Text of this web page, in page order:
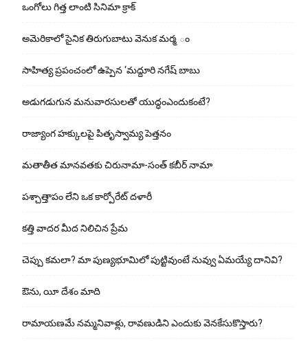
ఒంగోలు గిత్త లాంటి సినిమా క్రాక్
అమెరికాలో సైనిక తిరుగుబాటు వెనుక మర్మ ం
సాహిత్య ప్రపంచంలో ఉప్పెన ‘మద్దూరి నగేష్ బాబు
అడుగ‌డుగున మ‌నువార‌సుల‌తో యుద్ధంఎందుకంటే?
రాజ్యాంగ హక్కులపై పితృస్వామ్య పెత్తనం
మతాతీత మానవతకు చిరునామా-సంత్ కబీర్ నామా
పశ్చాత్తాపం లేని ఒక కార్పోరేట్ దళారీ
కత్తి వాదర మీద నిలిచిన ప్రేమ
చెప్పు క‌మ‌లా? మా పుణ్యభూమిలో పుట్టివుంటే నువ్వు ఏమయ్యే దానివి?
ఔను, యీ దేశం మాది
రామాయణమే నమ్మనివాళ్లు, రావణుడిని ఎందుకు వెనకేసుకొస్తారు?